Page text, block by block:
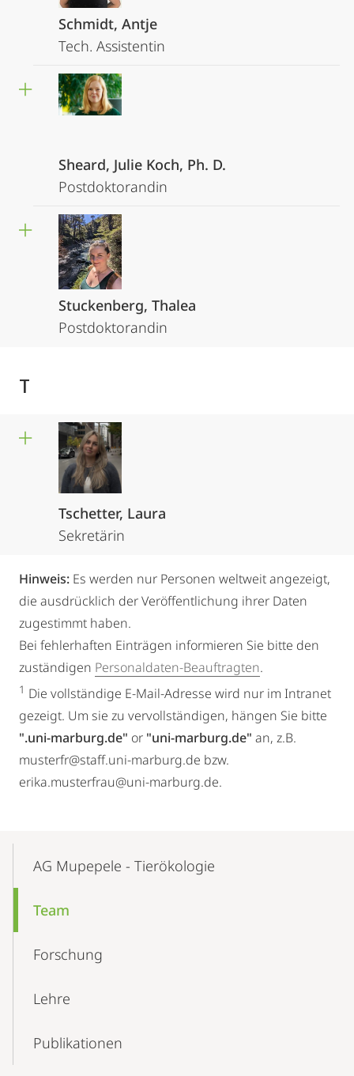
Schmidt, Antje
Tech. Assistentin
Sheard, Julie Koch, Ph. D.
Postdoktorandin
Stuckenberg, Thalea
Postdoktorandin
T
Tschetter, Laura
Sekretärin
Hinweis: Es werden nur Personen weltweit angezeigt,
die ausdrücklich der Veröffentlichung ihrer Daten
zugestimmt haben.
Bei fehlerhaften Einträgen informieren Sie bitte den
zuständigen Personaldaten-Beauftragten.
1 Die vollständige E-Mail-Adresse wird nur im Intranet
gezeigt. Um sie zu vervollständigen, hängen Sie bitte
".uni-marburg.de" or "uni-marburg.de" an, z.B.
musterfr@staff.uni-marburg.de bzw.
erika.musterfrau@uni-marburg.de.
NavigationAG Mupepele - Tierökologie
Team
Forschung
Lehre
Publikationen